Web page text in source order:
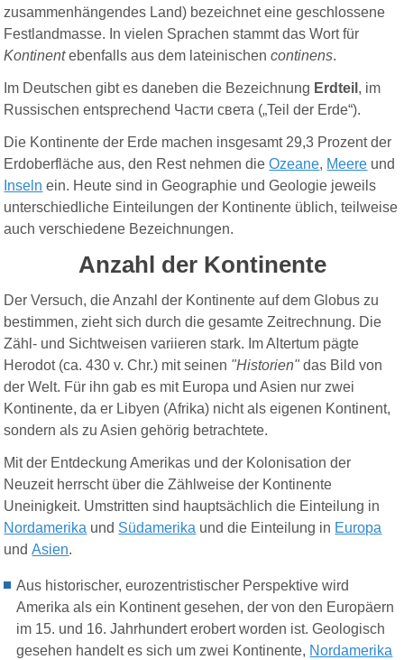
zusammenhängendes Land) bezeichneteinegeschlossene
Festlandmasse. In vielen Sprachen stammt das Wort für
Kontinentebenfalls aus dem lateinischen continens.
Im Deutschengibt es daneben die Bezeichnung Erdteil , im
Russischen entsprechend Части света („Teil der Erde“).
Die Kontinente der Erde machen insgesamt 29,3 Prozent der
Erdoberfläche aus, den Rest nehmen dieOzeane, Meere und
Inseln ein. Heute sind in Geographie und Geologie jeweils
unterschiedliche Einteilungen der Kontinente üblich, teilweise
auch verschiedene Bezeichnungen.
Anzahl der Kontinente
Der Versuch, die Anzahl der Kontinente auf dem Globus zu
bestimmen, zieht sich durch die gesamte Zeitrechnung. Die
Zähl- und Sichtweisen variieren stark. Im Altertum pägte
Herodot (ca. 430 v. Chr.) mit seinen "Historien" das Bild von
der Welt. Für ihn gab es mit Europa und Asien nur zwei
Kontinente, da er Libyen (Afrika) nicht als eigenen Kontinent,
sondern als zu Asien gehörig betrachtete.
Mit der Entdeckung Amerikas und der Kolonisation der
Neuzeit herrscht über die Zählweise der Kontinente
Uneinigkeit. Umstritten sind hauptsächlich die Einteilung in
Nordamerika und Südamerika und die Einteilung in Europa
undAsien.
Aus historischer,eurozentristischer Perspektivewird
Amerika als ein Kontinentgesehen, dervon den Europäern
im 15. und 16. Jahrhundert erobert worden ist. Geologisch
gesehen handelt es sich um zwei Kontinente, Nordamerika